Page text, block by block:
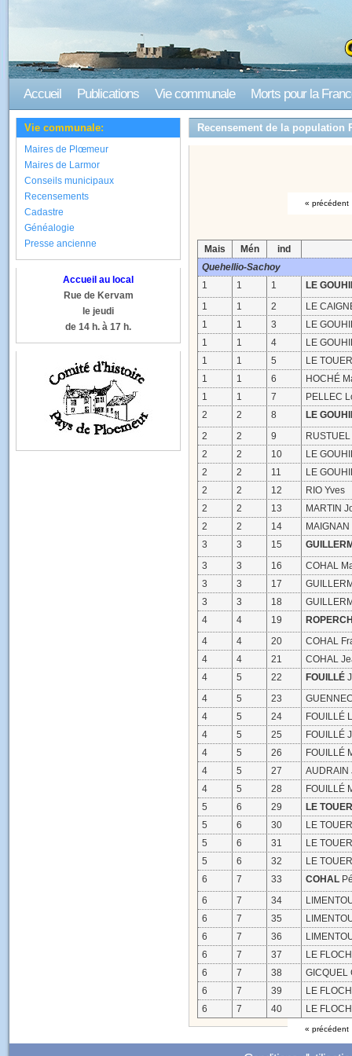
Accueil Publications Vie communale Morts pour la
Vie communale:
Maires de Plœmeur
Maires de Larmor
Conseils municipaux
Recensements
Cadastre
Généalogie
Presse ancienne
Accueil au local
Rue de Kervam
le jeudi
de 14 h. à 17 h.
Recensement de la population
« précédent
Mais Mén
ind
Quehellio-Sachoy
1
1 1
LE
1
1 2
LE
1
1 3
LE
1
1 4
LE
1
1 5
LE
1
1 6
HOCHÉ
1
1 7
PELLEC
2
2 8
LE
2
2 9
2
2 10
LE
2
2 11
LE
2
2 12
RIO Yves
2
2 13
MARTIN
2
2 14
3
3 15
3
3 16
COHAL
3
3 17
3
3 18
4
4 19
4
4 20
COHAL
4
4 21
COHAL
4
5 22 FOUILLÉ
4
5 23
4
5 24
FOUILLÉ
4
5 25
FOUILLÉ
4
5 26
FOUILLÉ
4
5 27
AUDRAIN
4
5 28
FOUILLÉ
5
6 29
LE TOUER
5
6 30
LE
5
6 31
LE
5
6 32
LE
6
7 33 COHAL
6
7 34
6
7 35
6
7 36
6
7 37
LE
6
7 38
GICQUEL
6
7 39
LE
6
7 40 LE
« précédent